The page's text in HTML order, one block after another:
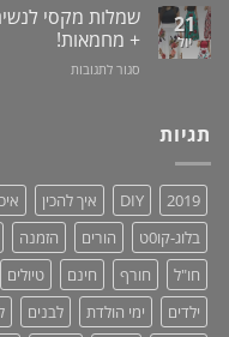
תערובת
צמחים
מוצר
גאוני
ומציל
חיים!
מעמד
לאוזניות
21
יול
+ מחמאות!
סגור לתגובות
2019:
נוחות,
אופנתיות
+
מחמאות!
תגיות
2019
DIY איך להכין
בלוג-קו0ט
הורים הזמנה
חו"ל
חורף חינם טיולים
ילדים
ימי הולדת לבנים